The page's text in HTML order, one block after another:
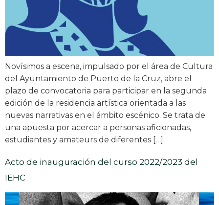
Novísimos a escena, impulsado por el área de Cultura
del Ayuntamiento de Puerto de la Cruz, abre el
plazo de convocatoria para participar en la segunda
edición de la residencia artística orientada a las
nuevas narrativas en el ámbito escénico. Se trata de
una apuesta por acercar a personas aficionadas,
estudiantes y amateurs de diferentes […]
Acto de inauguración del curso 2022/2023 del
IEHC